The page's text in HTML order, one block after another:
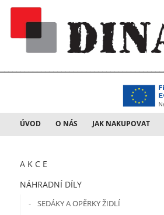
ÚVOD O NÁS JAK NAKUPOVAT
A K C E
NÁHRADNÍ DÍLY
SEDÁKY A OPĚRKY ŽIDLÍ